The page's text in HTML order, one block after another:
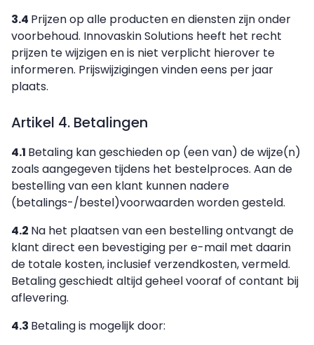
3.4 Prijzen op alle producten en diensten zijn onder
voorbehoud. Innovaskin Solutions heeft het recht
prijzen te wijzigen en is niet verplicht hierover te
informeren. Prijswijzigingen vinden eens per jaar
plaats.
Artikel 4. Betalingen
4.1 Betaling kan geschieden op (een van) de wijze(n)
zoals aangegeven tijdens het bestelproces. Aan de
bestelling van een klant kunnen nadere
(betalings-/bestel)voorwaarden worden gesteld.
4.2 Na het plaatsen van een bestelling ontvangt de
klant direct een bevestiging per e-mail met daarin
de totale kosten, inclusief verzendkosten, vermeld.
Betaling geschiedt altijd geheel vooraf of contant bij
aflevering.
4.3 Betaling is mogelijk door: